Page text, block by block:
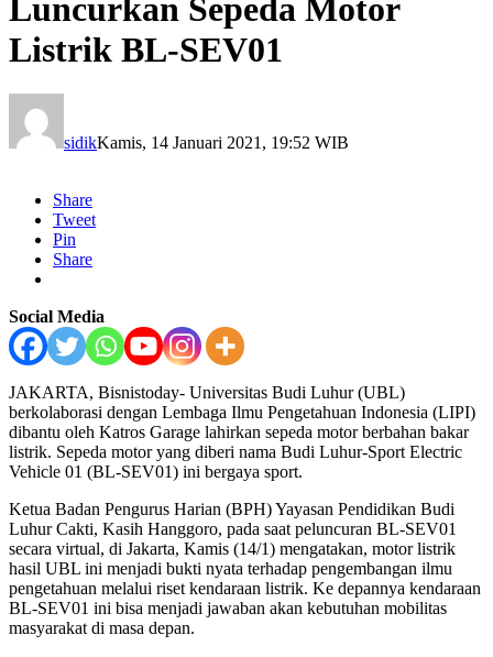
Luncurkan Sepeda Motor
Listrik BL-SEV01
sidikKamis, 14 Januari 2021, 19:52 WIB
Share
Tweet
Pin
Share
Social Media
JAKARTA, Bisnistoday- Universitas Budi Luhur (UBL)
berkolaborasi dengan Lembaga Ilmu Pengetahuan Indonesia (LIPI)
dibantu oleh Katros Garage lahirkan sepeda motor berbahan bakar
listrik. Sepeda motor yang diberi nama Budi Luhur-Sport Electric
Vehicle 01 (BL-SEV01) ini bergaya sport.
Ketua Badan Pengurus Harian (BPH) Yayasan Pendidikan Budi
Luhur Cakti, Kasih Hanggoro, pada saat peluncuran BL-SEV01
secara virtual, di Jakarta, Kamis (14/1) mengatakan, motor listrik
hasil UBL ini menjadi bukti nyata terhadap pengembangan ilmu
pengetahuan melalui riset kendaraan listrik. Ke depannya kendaraan
BL-SEV01 ini bisa menjadi jawaban akan kebutuhan mobilitas
masyarakat di masa depan.